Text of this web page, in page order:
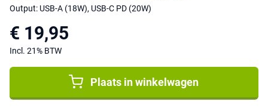
Output: USB-A (18W), USB-C PD (20W)
€ 19,95
Incl. 21% BTW
Plaats in winkelwagen